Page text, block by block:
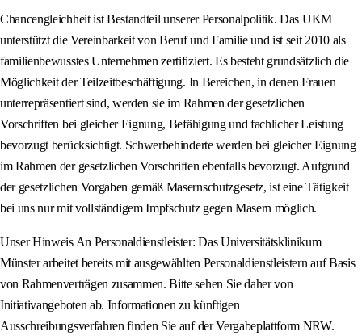
Chancengleichheit ist Bestandteil unserer Personalpolitik. Das UKM
unterstützt die Vereinbarkeit von Beruf und Familie und ist seit 2010 als
familienbewusstes Unternehmen zertifiziert. Es besteht grundsätzlich die
Möglichkeit der Teilzeitbeschäftigung. In Bereichen, in denen Frauen
unterrepräsentiert sind, werden sie im Rahmen der gesetzlichen
Vorschriften bei gleicher Eignung, Befähigung und fachlicher Leistung
bevorzugt berücksichtigt. Schwerbehinderte werden bei gleicher Eignung
im Rahmen der gesetzlichen Vorschriften ebenfalls bevorzugt. Aufgrund
der gesetzlichen Vorgaben gemäß Masernschutzgesetz, ist eine Tätigkeit
bei uns nur mit vollständigem Impfschutz gegen Masern möglich.
Unser Hinweis An Personaldienstleister: Das Universitätsklinikum
Münster arbeitet bereits mit ausgewählten Personaldienstleistern auf Basis
von Rahmenverträgen zusammen. Bitte sehen Sie daher von
Initiativangeboten ab. Informationen zu künftigen
Ausschreibungsverfahren finden Sie auf der Vergabeplattform NRW.